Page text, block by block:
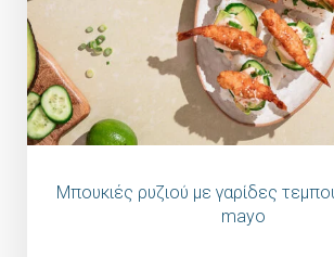
Μπουκιές ρυζιού με γαρίδες
mayo